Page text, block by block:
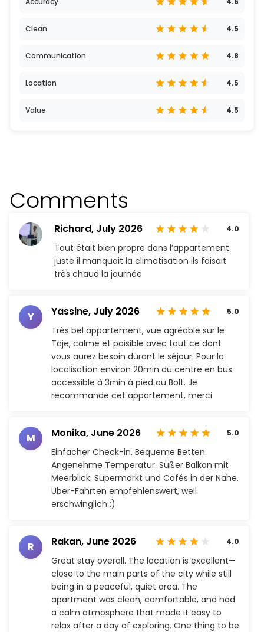
Clean 4.5
Communication 4.8
Location 4.5
Value 4.5
Comments
Richard, July 2026 4.0
Tout était bien propre dans l’appartement.
juste il manquait la climatisation ils faisait
très chaud la journée
Y Yassine, July 2026 5.0
Très bel appartement, vue agréable sur le
Taje, calme et paisible avec tout ce dont
vous aurez besoin durant le séjour. Pour la
localisation environ 20min du centre en bus
accessible à 3min à pied ou Bolt. Je
recommande cet appartement, merci
M Monika, June 2026 5.0
Einfacher Check-in. Bequeme Betten.
Angenehme Temperatur. Süßer Balkon mit
Meerblick. Supermarkt und Cafés in der Nähe.
Uber-Fahrten empfehlenswert, weil
erschwinglich :)
R Rakan, June 2026 4.0
Great stay overall. The location is excellent—
close to the main parts of the city while still
being in a peaceful, quiet area. The
apartment was clean, comfortable, and had
a calm atmosphere that made it easy to
relax after a day of exploring. One thing to be